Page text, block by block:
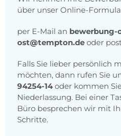
über unser Online-
per E-Mail an bewerbung-
ost@tempton.de oder
Falls Sie lieber persönlich
möchten, dann rufen Sie
94254-14oder kommen
Niederlassung. Bei einer
Büro besprechen wir mit
Schritte.